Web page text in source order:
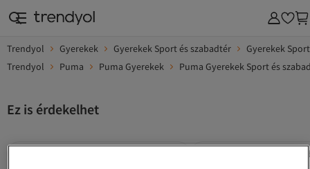
Trendyol Gyerekek Gyerekek Sport és szabadtér
Gyerekek
Trendyol
Puma Puma Gyerekek Puma Gyerekek Sport és
Ez is érdekelhet
Puma Gyerekek